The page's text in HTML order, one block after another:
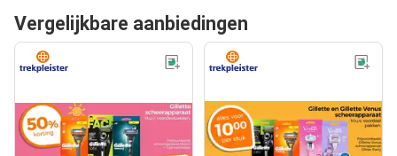
Vergelijkbare aanbiedingen